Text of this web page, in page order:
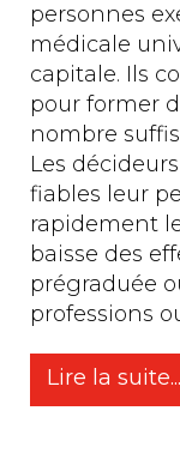
personnes
médicale
capitale. Ils
pour former
nombre
Les
fiables leur
rapidement
baisse des
prégraduée
professions
Lire la suite...